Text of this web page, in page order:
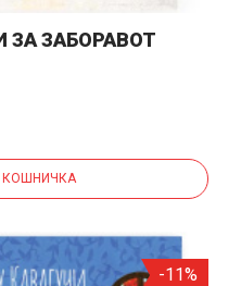
ЗА ЗАБОРАВОТ
-11%